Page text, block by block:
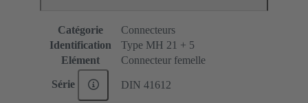
Catégorie
Connecteurs
Identification
Type MH 21 + 5
Elément
Connecteur femelle
Série DIN 41612